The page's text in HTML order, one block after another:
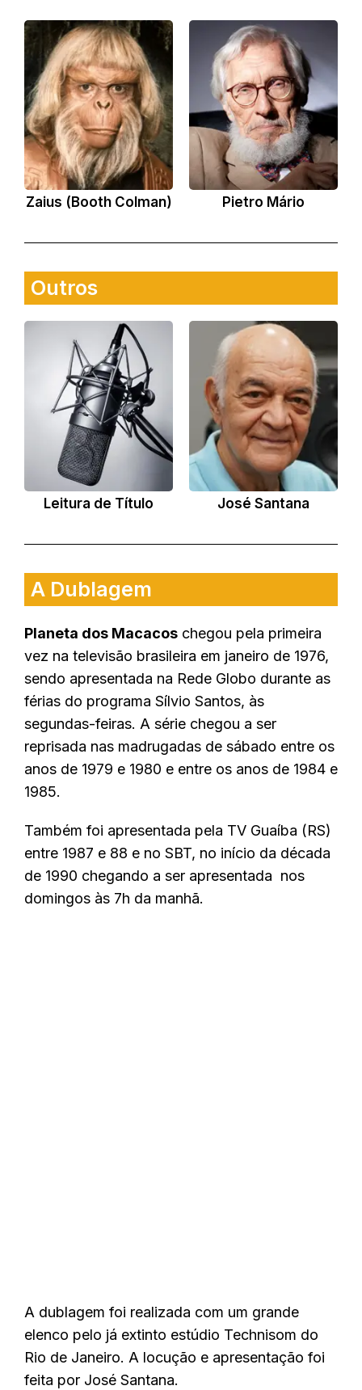
Zaius (Booth Colman) Pietro Mário
Outros
Leitura de Título José Santana
A Dublagem
Planeta dos Macacos chegou pela primeira
vez na televisão brasileira em janeiro de 1976,
sendo apresentada na Rede Globo durante as
férias do programa Sílvio Santos, às
segundas-feiras. A série chegou a ser
reprisada nas madrugadas de sábado entre os
anos de 1979 e 1980 e entre os anos de 1984 e
1985.
Também foi apresentada pela TV Guaíba (RS)
entre 1987 e 88 e no SBT, no início da década
de 1990 chegando a ser apresentada nos
domingos às 7h da manhã.
A dublagem foi realizada com um grande
elenco pelo já extinto estúdio Technisom do
Rio de Janeiro. A locução e apresentação foi
feita por José Santana.